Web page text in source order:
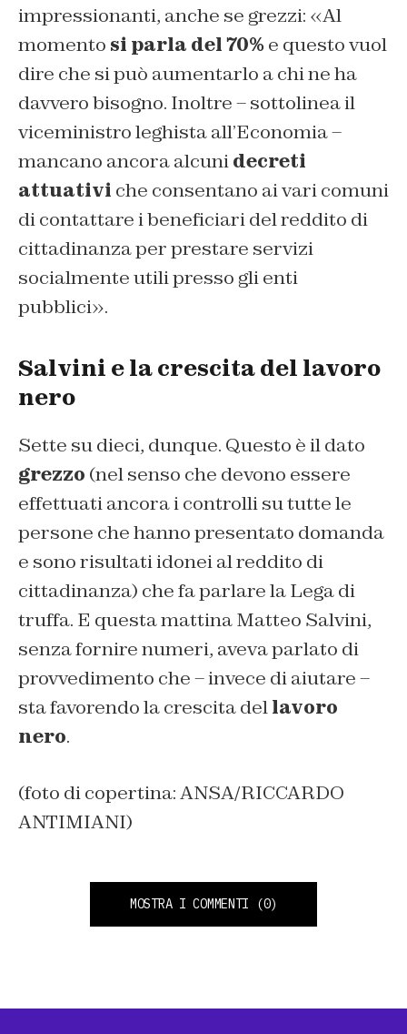
impressionanti, anche se grezzi: «Al
momento si parla del 70% e questo vuol
dire che si può aumentarlo a chi ne ha
davvero bisogno. Inoltre – sottolinea il
viceministro leghista all’Economia –
mancano ancora alcunidecreti
attuativi che consentano ai vari comuni
di contattare i beneficiari del reddito di
cittadinanza per prestare servizi
socialmente utili presso gli enti
pubblici».
Salvini e la crescita del lavoro
nero
Sette su dieci, dunque. Questo è il dato
grezzo (nel senso che devono essere
effettuati ancora i controlli su tutte le
persone che hanno presentato domanda
e sono risultati idonei al reddito di
cittadinanza) che fa parlare la Lega di
truffa. E questa mattina Matteo Salvini,
senza fornire numeri, aveva parlato di
provvedimento che – invece di aiutare –
sta favorendo la crescita dellavoro
nero.
(foto di copertina: ANSA/RICCARDO
ANTIMIANI)
MOSTRA I COMMENTI (0)